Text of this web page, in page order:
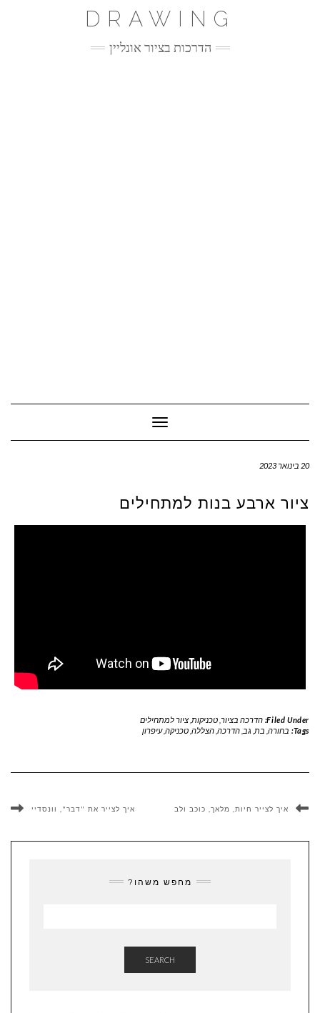
DRAWING
הדרכות בציור אונליין
Toggle Navigation
20 בינואר 2023
ציור ארבע בנות למתחילים
Filed Under: הדרכה בציור, טכניקות ציור למתחילים
Tags: בחורה, בת גב הדרכה, הצללה, טכניקה,עיפרון
איך לצייר חיות, מלאך, כוכב ולב איך לצייר את "דבר", וונסדיי
מחפש משהו?
SEARCH